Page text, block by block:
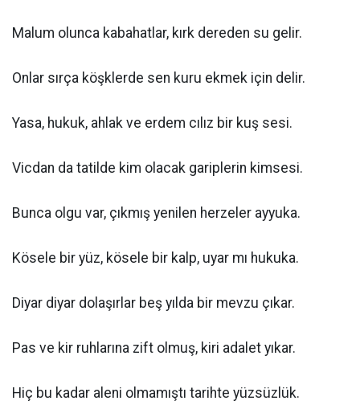
Malum olunca kabahatlar, kırk dereden su gelir.
Onlar sırça köşklerde sen kuru ekmek için delir.
Yasa, hukuk, ahlak ve erdem cılız bir kuş sesi.
Vicdan da tatilde kim olacak gariplerin kimsesi.
Bunca olgu var, çıkmış yenilen herzeler ayyuka.
Kösele bir yüz, kösele bir kalp, uyar mı hukuka.
Diyar diyar dolaşırlar beş yılda bir mevzu çıkar.
Pas ve kir ruhlarına zift olmuş, kiri adalet yıkar.
Hiç bu kadar aleni olmamıştı tarihte yüzsüzlük.